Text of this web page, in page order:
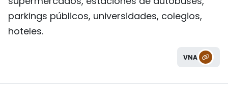
parkings públicos, universidades, colegios,
hoteles.
VNA